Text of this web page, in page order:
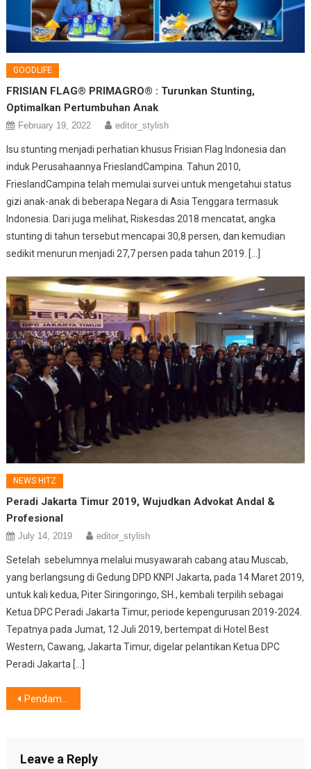
GOODLIFE
FRISIAN FLAG® PRIMAGRO® : Turunkan Stunting,
Optimalkan Pertumbuhan Anak
February 19, 2022 editor_stylish
Isu stunting menjadi perhatian khusus Frisian Flag Indonesia dan
induk Perusahaannya FrieslandCampina. Tahun 2010,
FrieslandCampina telah memulai survei untuk mengetahui status
gizi anak-anak di beberapa Negara di Asia Tenggara termasuk
Indonesia. Dari juga melihat, Riskesdas 2018 mencatat, angka
stunting di tahun tersebut mencapai 30,8 persen, dan kemudian
sedikit menurun menjadi 27,7 persen pada tahun 2019. […]
NEWS HITZ
Peradi Jakarta Timur 2019, Wujudkan Advokat Andal &
Profesional
July 14, 2019 editor_stylish
Setelah sebelumnya melalui musyawarah cabang atau Muscab,
yang berlangsung di Gedung DPD KNPI Jakarta, pada 14 Maret 2019,
untuk kali kedua, Piter Siringoringo, SH., kembali terpilih sebagai
Ketua DPC Peradi Jakarta Timur, periode kepengurusan 2019-2024.
Tepatnya pada Jumat, 12 Juli 2019, bertempat di Hotel Best
Western, Cawang, Jakarta Timur, digelar pelantikan Ketua DPC
Peradi Jakarta […]
Post
Pendamping “Sempurna” Menyekap Hati,Soundbars Flagship Q-Series
Leave a Reply